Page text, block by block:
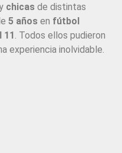
chicas de distintas
5 años en fútbol
11 . Todos ellos pudieron
experiencia inolvidable.